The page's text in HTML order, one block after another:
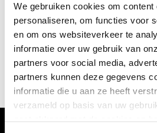
We gebruiken cookies om content
personaliseren, om functies voor
en om ons websiteverkeer te
informatie over uw gebruik van
partners voor social media,
partners kunnen deze gegevens
informatie die u aan ze heeft
verzameld op basis van uw
Holland heeft oneindig veel gezichten.
op deze tocht langs een oude
verderop mag een wereldberoemde
Fort aan de Drecht, kijk je uit over
sloot sluipt een grote zilverreiger. Een
op in de fortgracht.